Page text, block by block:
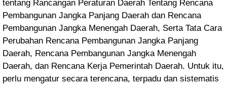
tentang Rancangan Peraturan Daerah Tentang Rencana
Pembangunan Jangka Panjang Daerah dan Rencana
Pembangunan Jangka Menengah Daerah, Serta Tata Cara
Perubahan Rencana Pembangunan Jangka Panjang
Daerah, Rencana Pembangunan Jangka Menengah
Daerah, dan Rencana Kerja Pemerintah Daerah. Untuk itu,
perlu mengatur secara terencana, terpadu dan sistematis